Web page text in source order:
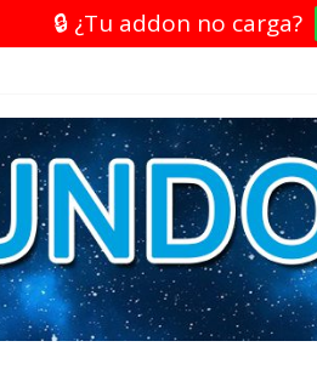
🔒 ¿Tu addon no carga?